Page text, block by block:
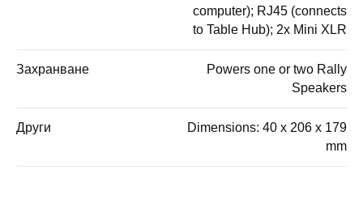
computer); RJ45 (connects
to Table Hub); 2x Mini XLR
Захранване
Powers one or two Rally
Speakers
Други
Dimensions: 40 x 206 x 179
mm